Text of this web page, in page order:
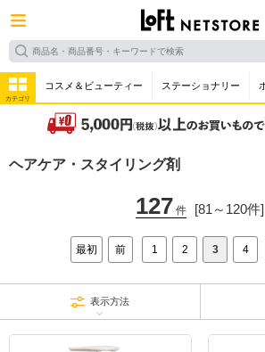
カテゴリ
コスメ＆ビューティー ステーショナリー
ヘアケア・スタイリング剤
127 件 [81～120件]
最初 前 1 2 3 4
表示方法